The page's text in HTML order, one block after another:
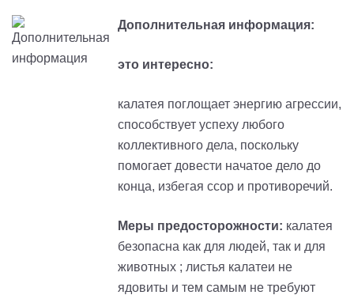
Дополнительная информация:
это интересно:
калатея поглощает энергию агрессии,
способствует успеху любого
коллективного дела, поскольку
помогает довести начатое дело до
конца, избегая ссор и противоречий.
Меры предосторожности: калатея
безопасна как для людей, так и для
животных ; листья калатеи не
ядовиты и тем самым не требуют